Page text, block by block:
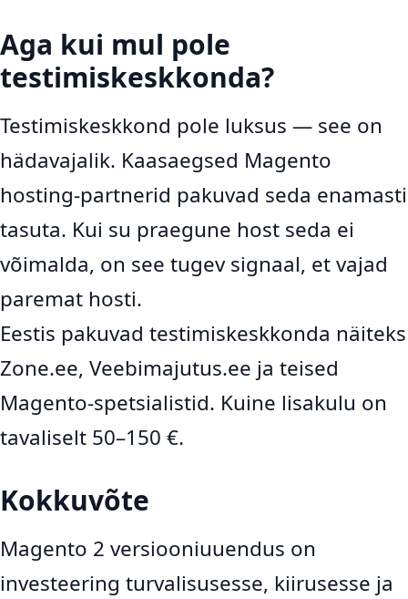
Aga kui mul pole
testimiskeskkonda?
Testimiskeskkond pole luksus — see on
hädavajalik. Kaasaegsed Magento
hosting-partnerid pakuvad seda enamasti
tasuta. Kui su praegune host seda ei
võimalda, on see tugev signaal, et vajad
paremat hosti.
Eestis pakuvad testimiskeskkonda näiteks
Zone.ee, Veebimajutus.ee ja teised
Magento-spetsialistid. Kuine lisakulu on
tavaliselt 50–150 €.
Kokkuvõte
Magento 2 versiooniuuendus on
investeering turvalisusesse, kiirusesse ja